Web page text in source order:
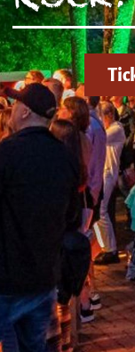
Alle
festlegen“
den USA
nach EU-
das Risiko,
möglicherweise
manuell
Informationen
gerne hier: